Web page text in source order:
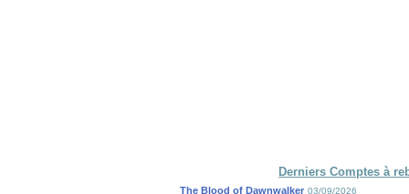
Derniers Comptes à
The Blood of Dawnwalker 03/09/2026